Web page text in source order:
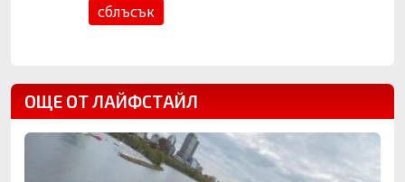
сблъсък
ОЩЕ ОТ ЛАЙФСТАЙЛ